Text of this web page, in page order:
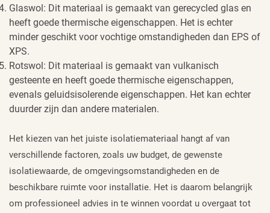
Glaswol: Dit materiaal is gemaakt van gerecycled glas en
heeft goede thermische eigenschappen. Het is echter
minder geschikt voor vochtige omstandigheden dan EPS of
XPS.
Rotswol: Dit materiaal is gemaakt van vulkanisch
gesteente en heeft goede thermische eigenschappen,
evenals geluidsisolerende eigenschappen. Het kan echter
duurder zijn dan andere materialen.
Het kiezen van het juiste isolatiemateriaal hangt af van
verschillende factoren, zoals uw budget, de gewenste
isolatiewaarde, de omgevingsomstandigheden en de
beschikbare ruimte voor installatie. Het is daarom belangrijk
om professioneel advies in te winnen voordat u overgaat tot